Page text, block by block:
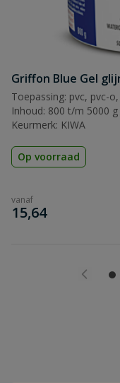
Griffon Blue Gel
Toepassing: pvc, pvc-
Inhoud: 800 t/m 5000
Keurmerk: KIWA
Op voorraad
vanaf
€
15,64